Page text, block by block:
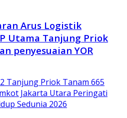
Arus Logistik
Utama Tanjung Priok
penyesuaian YOR